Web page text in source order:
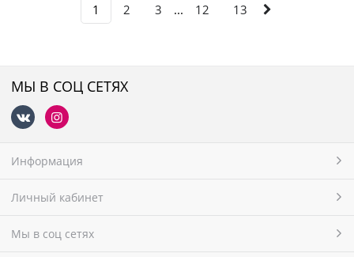
1 2 3 ... 12 13
МЫ В СОЦ СЕТЯХ
Информация
Личный кабинет
Мы в соц сетях